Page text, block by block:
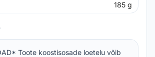
185 g
Toote koostisosade loetelu võib